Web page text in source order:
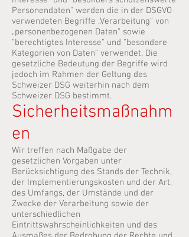
Personendaten" werden die in der DSGVO
verwendeten Begriffe „Verarbeitung" von
„personenbezogenen Daten" sowie
"berechtigtes Interesse" und "besondere
Kategorien von Daten" verwendet. Die
gesetzliche Bedeutung der Begriffe wird
jedoch im Rahmen der Geltung des
Schweizer DSG weiterhin nach dem
Schweizer DSG bestimmt.
Sicherheitsmaßnahm
en
Wir treffen nach Maßgabe der
gesetzlichen Vorgaben unter
Berücksichtigung des Stands der Technik,
der Implementierungskosten und der Art,
des Umfangs, der Umstände und der
Zwecke der Verarbeitung sowie der
unterschiedlichen
Eintrittswahrscheinlichkeiten und des